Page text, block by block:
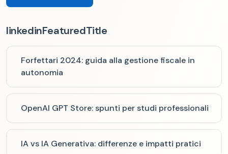
linkedinFeaturedTitle
Forfettari 2024: guida alla gestione fiscale in
autonomia
OpenAI GPT Store: spunti per studi professionali
IA vs IA Generativa: differenze e impatti pratici